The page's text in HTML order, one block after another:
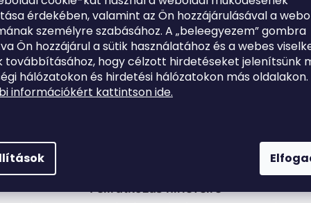
érdekében, valamint az Ön hozzájárulásával a
személyre szabásához. A „beleegyezem” gombra
Ön hozzájárul a sütik használatához és a webes
továbbításához, hogy célzott hirdetéseket jelenítsünk
hálózatokon és hirdetési hálózatokon más oldalakon.
információkért kattintson ide.
Kövessen minket
#salente
szaléntai eseményekért látogasson el közösségi média
Feliratkozás hírlevélre